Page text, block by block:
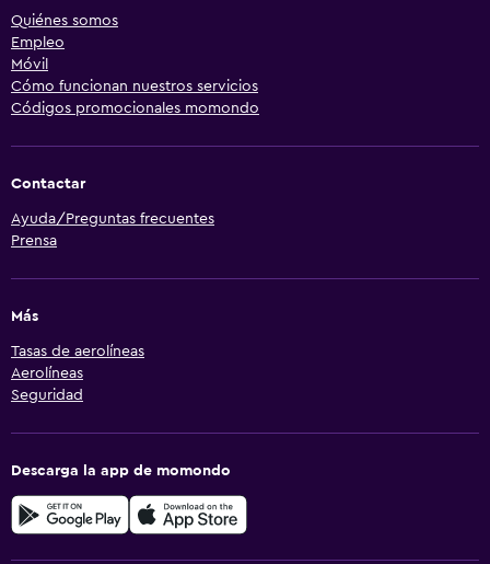
Quiénes somos
Empleo
Móvil
Cómo funcionan nuestros servicios
Códigos promocionales momondo
Contactar
Ayuda/Preguntas frecuentes
Prensa
Más
Tasas de aerolíneas
Aerolíneas
Seguridad
Descarga la app de momondo